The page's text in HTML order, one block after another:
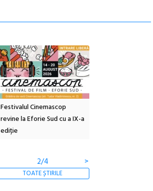
Festivalul Cinemascop
revine la Eforie Sud cu a IX-a
ediție
2/4 >
TOATE ȘTIRILE